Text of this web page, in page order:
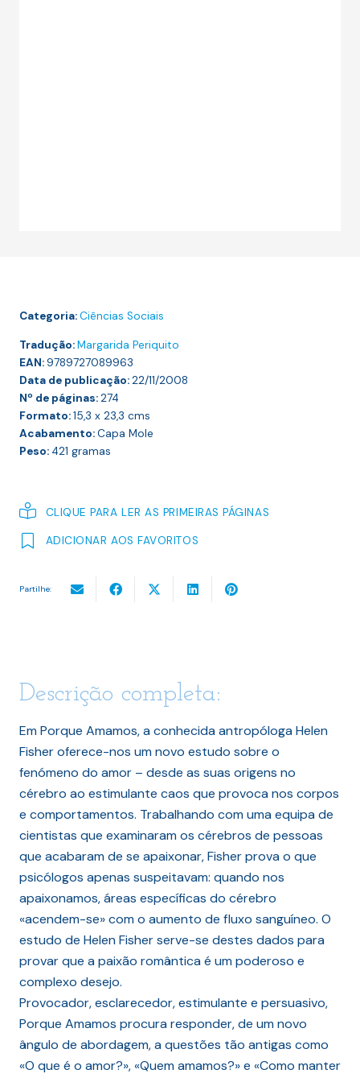
Categoria:Ciências Sociais
Tradução:Margarida Periquito
EAN:9789727089963
Data de publicação:22/11/2008
Nº de páginas:274
Formato:15,3 x 23,3 cms
Acabamento:Capa Mole
Peso: 421 gramas
CLIQUE PARA LER AS PRIMEIRAS PÁGINAS
ADICIONAR AOS FAVORITOS
Partilhe:
Descrição completa:
Em Porque Amamos, a conhecida antropóloga Helen
Fisher oferece-nos um novo estudo sobre o
fenómeno do amor – desde as suas origens no
cérebro ao estimulante caos que provoca nos corpos
e comportamentos. Trabalhando com uma equipa de
cientistas que examinaram os cérebros de pessoas
que acabaram de se apaixonar, Fisher prova o que
psicólogos apenas suspeitavam: quando nos
apaixonamos, áreas específicas do cérebro
«acendem-se» com o aumento de fluxo sanguíneo. O
estudo de Helen Fisher serve-se destes dados para
provar que a paixão romântica é um poderoso e
complexo desejo.
Provocador, esclarecedor, estimulante e persuasivo,
Porque Amamos procura responder, de um novo
ângulo de abordagem, a questões tão antigas como
«O que é o amor?», «Quem amamos?» e «Como manter